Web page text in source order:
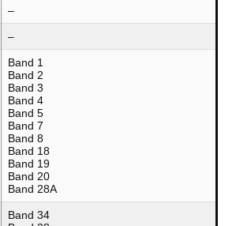
–
–
Band 1
Band 2
Band 3
Band 4
Band 5
Band 7
Band 8
Band 18
Band 19
Band 20
Band 28A
Band 34